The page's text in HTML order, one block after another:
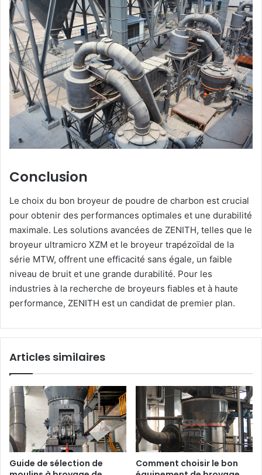
Conclusion
Le choix du bon broyeur de poudre de charbon est crucial
pour obtenir des performances optimales et une durabilité
maximale. Les solutions avancées de ZENITH, telles que le
broyeur ultramicro XZM et le broyeur trapézoïdal de la
série MTW, offrent une efficacité sans égale, un faible
niveau de bruit et une grande durabilité. Pour les
industries à la recherche de broyeurs fiables et à haute
performance, ZENITH est un candidat de premier plan.
Articles similaires
Guide de sélection de
Comment choisir le bon